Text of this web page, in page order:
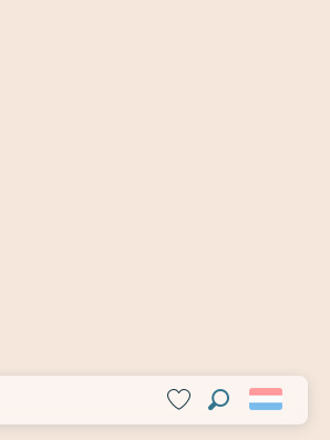
Zoek op